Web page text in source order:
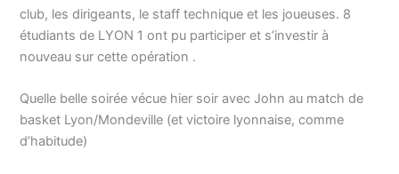
club, les dirigeants, le staff technique et les joueuses. 8
étudiants de LYON 1 ont pu participer et s’investir à
nouveau sur cette opération .
Quelle belle soirée vécue hier soir avec John au match de
basket Lyon/Mondeville (et victoire lyonnaise, comme
d’habitude)